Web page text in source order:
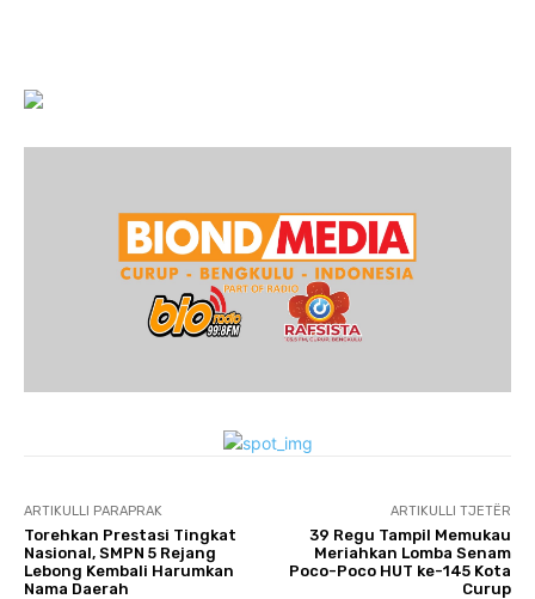
ARTIKULLI PARAPRAK
Torehkan Prestasi Tingkat
Nasional, SMPN 5 Rejang
Lebong Kembali Harumkan
Nama Daerah
ARTIKULLI TJETËR
39 Regu Tampil Memukau
Meriahkan Lomba Senam
Poco-Poco HUT ke-145 Kota
Curup